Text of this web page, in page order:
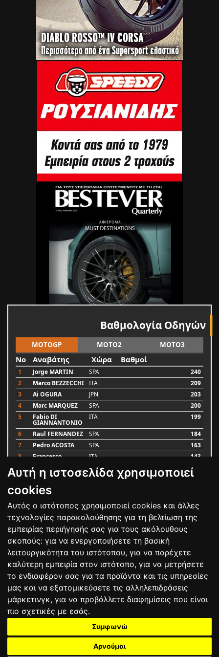
Αυτή η ιστοσελίδα χρησιμοποιεί
cookies
Αυτός ο ιστότοπος χρησιμοποιεί cookies και άλλες
τεχνολογίες παρακολούθησης για τη βελτίωση της
εμπειρίας περιήγησής σας για τους ακόλουθους
σκοπούς: για να ενεργοποιήσετε τη βασική
λειτουργικότητα του ιστότοπου, για να παρέχετε
καλύτερη εμπειρία στον ιστότοπο, για να μετρήσετε
το ενδιαφέρον σας για τα προϊόντα και τις υπηρεσίες
μας και να εξατομικεύσετε τις αλληλεπιδράσεις
μάρκετινγκ, για να προβάλλετε διαφημίσεις που είναι
πιο σχετικές με εσάς.
Συμφωνώ
Αρνούμαι
Βαθμολογία Οδηγών
MOTOGP MOTO2 MOTO3
No Αναβάτης Χώρα Βαθμοί
1 Jorge MARTIN SPA
240
2
Marco BEZZECCHI ITA
209
3
Ai OGURA JPN
203
4
Marc MARQUEZ SPA
200
5
Fabio DI
GIANNANTONIO
ITA 199
6 Raul FERNANDEZ SPA
184
7
Pedro ACOSTA SPA
163
8
Francesco ITA 143
9 Alex MARQUEZ SPA
106
Luca MARINI
Bαθμολογία
ΟΡΟΙ ΧΡΗΣΗΣΠΟΛΙΤΙΚΗ ΠΡΟΣΤΑΣΙΑΣ
ΑΓΩΝΕΣΑΠΟΤΕΛΕΣΜΑΤΑΑΓΟΡΑ